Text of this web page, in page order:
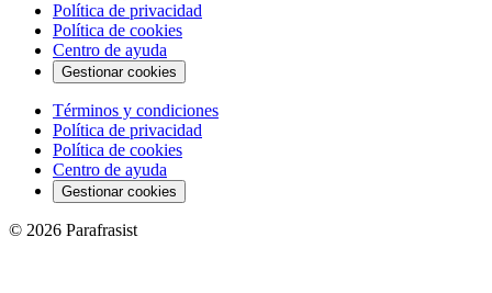
Política de privacidad
Política de cookies
Centro de ayuda
Gestionar cookies
Términos y condiciones
Política de privacidad
Política de cookies
Centro de ayuda
Gestionar cookies
© 2026 Parafrasist